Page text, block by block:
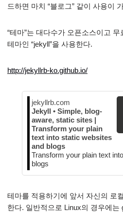
드하면 마치 “블로그” 같이 사용이
“테마”는 대다수가 오픈소스이고
테마인 “jekyll”을 사용한다.
http://jekyllrb-ko.github.io/
jekyllrb.com
Jekyll • Simple, blog-
aware, static sites |
Transform your plain
text into static websites
and blogs
Transform your plain text
blogs
테마를 적용하기에 앞서 자신의 로
한다. 일반적으로 Linux의 경우에는